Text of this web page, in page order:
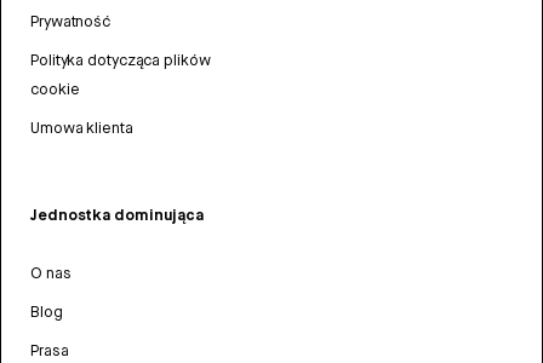
Prywatność
Polityka dotycząca plików
cookie
Umowa klienta
Jednostka dominująca
O nas
Blog
Prasa